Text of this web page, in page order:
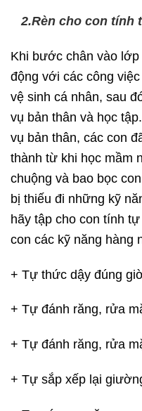
2.Rèn cho con tính
Khi bước chân vào
động với các công
vệ sinh cá nhân, sau
vụ bản thân và học
vụ bản thân, các con
thành từ khi học mầm
chuộng và bao bọc
bị thiếu đi những kỹ
hãy tập cho con tính
con các kỹ năng hàng
+ Tự thức dậy đúng
+ Tự đánh răng, rửa
+ Tự đánh răng, rửa
+ Tự sắp xếp lại